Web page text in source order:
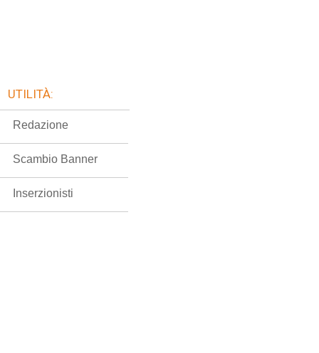
UTILITÀ:
Redazione
Scambio Banner
Inserzionisti